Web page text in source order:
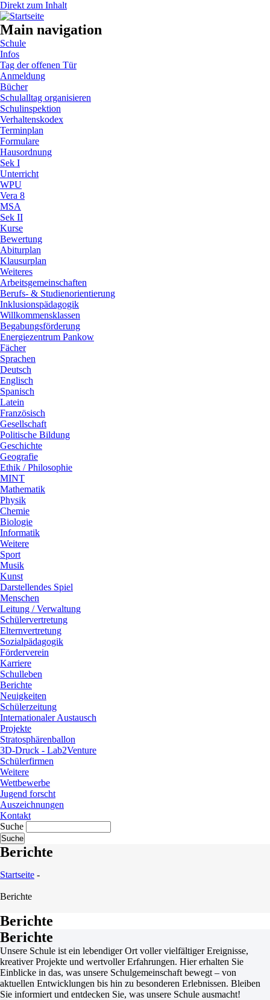
Direkt zum Inhalt
Main navigation
Schule
Infos
Tag der offenen Tür
Anmeldung
Bücher
Schulalltag organisieren
Schulinspektion
Verhaltenskodex
Terminplan
Formulare
Hausordnung
Sek I
Unterricht
WPU
Vera 8
MSA
Sek II
Kurse
Bewertung
Abiturplan
Klausurplan
Weiteres
Arbeitsgemeinschaften
Berufs- & Studienorientierung
Inklusionspädagogik
Willkommensklassen
Begabungsförderung
Energiezentrum Pankow
Fächer
Sprachen
Deutsch
Englisch
Spanisch
Latein
Französisch
Gesellschaft
Politische Bildung
Geschichte
Geografie
Ethik / Philosophie
MINT
Mathematik
Physik
Chemie
Biologie
Informatik
Weitere
Sport
Musik
Kunst
Darstellendes Spiel
Menschen
Leitung / Verwaltung
Schülervertretung
Elternvertretung
Sozialpädagogik
Förderverein
Karriere
Schulleben
Berichte
Neuigkeiten
Schülerzeitung
Internationaler Austausch
Projekte
Stratosphärenballon
3D-Druck - Lab2Venture
Schülerfirmen
Weitere
Wettbewerbe
Jugend forscht
Auszeichnungen
Kontakt
Suche
Berichte
Startseite -
Berichte
Berichte
Berichte
Unsere Schule ist ein lebendiger Ort voller vielfältiger Ereignisse,
kreativer Projekte und wertvoller Erfahrungen. Hier erhalten Sie
Einblicke in das, was unsere Schulgemeinschaft bewegt – von
aktuellen Entwicklungen bis hin zu besonderen Erlebnissen. Bleiben
Sie informiert und entdecken Sie, was unsere Schule ausmacht!